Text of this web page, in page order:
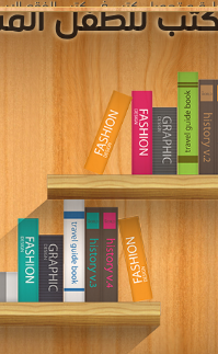
كتب علوم
قراءة و تحميل كتب في كتب علوم
[ 703 كتاب/كتب ]